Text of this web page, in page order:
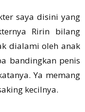
saya disini yang
Ririn bilang
dialami oleh anak
bandingkan penis
Ya memang
kecilnya.